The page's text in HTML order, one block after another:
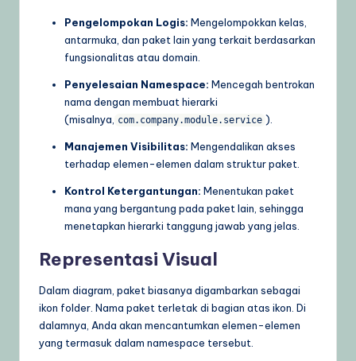
Pengelompokan Logis: Mengelompokkan kelas,
antarmuka, dan paket lain yang terkait berdasarkan
fungsionalitas atau domain.
Penyelesaian Namespace: Mencegah bentrokan
nama dengan membuat hierarki
(misalnya,
com.company.module.service ).
Manajemen Visibilitas: Mengendalikan akses
terhadap elemen-elemen dalam struktur paket.
Kontrol Ketergantungan: Menentukan paket
mana yang bergantung pada paket lain, sehingga
menetapkan hierarki tanggung jawab yang jelas.
Representasi Visual
Dalam diagram, paket biasanya digambarkan sebagai
ikon folder. Nama paket terletak di bagian atas ikon. Di
dalamnya, Anda akan mencantumkan elemen-elemen
yang termasuk dalam namespace tersebut.